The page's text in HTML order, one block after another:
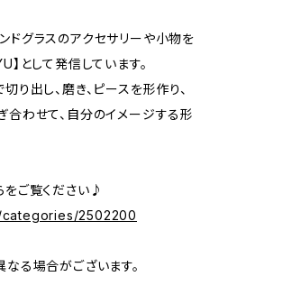
ドグラスのアクセサリーや小物を
として発信しています。
り出し、磨き、ピースを形作り、
合わせて、自分のイメージする形
をご覧ください♪
2502200
る場合がございます。